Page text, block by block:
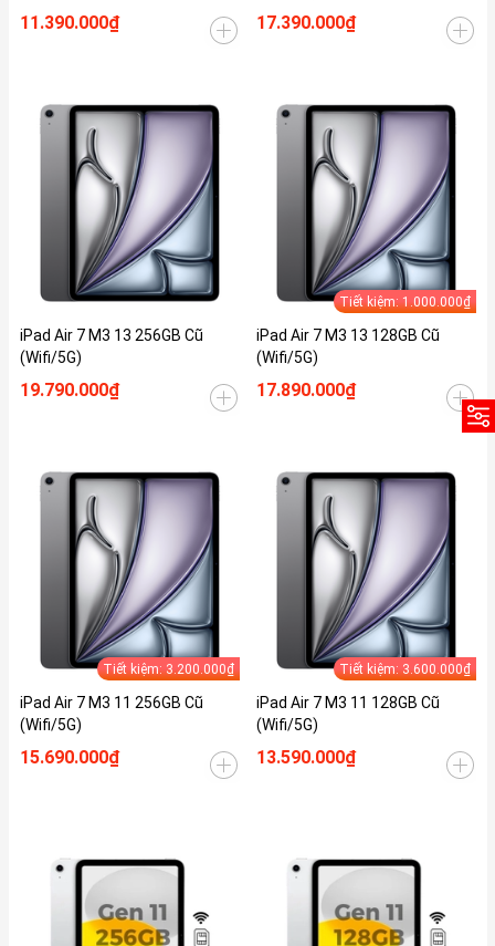
11.390.000₫ 17.390.000₫
iPad Air 7 M3 13 256GB Cũ
(Wifi/5G)
19.790.000₫
Tiết kiệm: 1.000.000₫
iPad Air 7 M3 13 128GB Cũ
(Wifi/5G)
17.890.000₫
Tiết kiệm: 3.200.000₫
iPad Air 7 M3 11 256GB Cũ
(Wifi/5G)
15.690.000₫
Tiết kiệm: 3.600.000₫
iPad Air 7 M3 11 128GB Cũ
(Wifi/5G)
13.590.000₫